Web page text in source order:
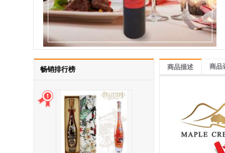
畅销排行榜 商品描述 商品